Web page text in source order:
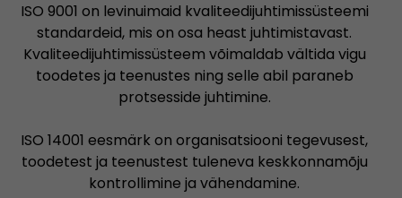
ISO 9001 on levinuimaid kvaliteedijuhtimissüsteemi
standardeid, mis on osa heast juhtimistavast.
Kvaliteedijuhtimissüsteem võimaldab vältida vigu
toodetes ja teenustes ning selle abil paraneb
protsesside juhtimine.
ISO 14001 eesmärk on organisatsiooni tegevusest,
toodetest ja teenustest tuleneva keskkonnamõju
kontrollimine ja vähendamine.